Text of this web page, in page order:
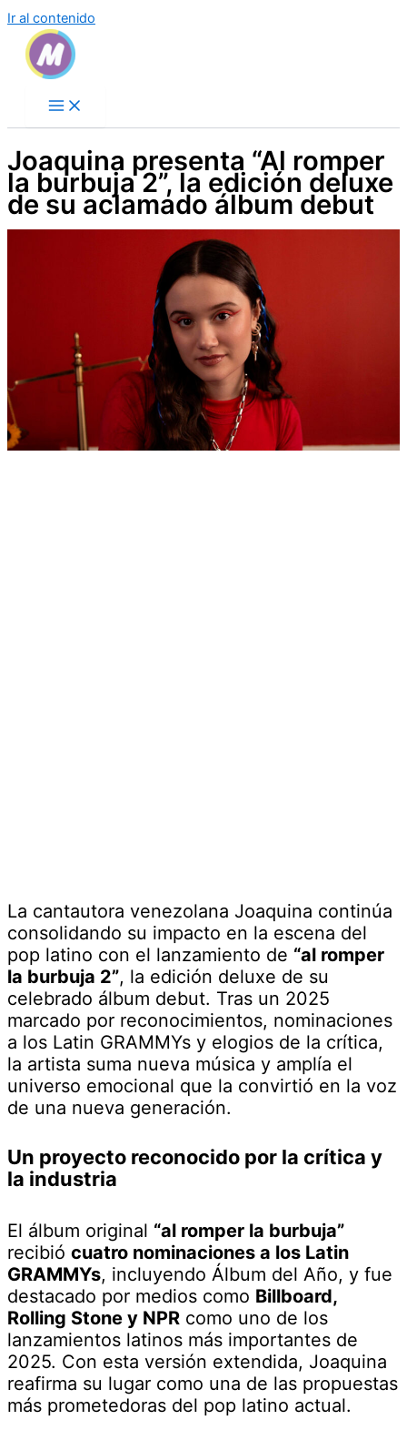
Ir al contenido
Joaquina presenta “Al romper
la burbuja 2”, la edición deluxe
de su aclamado álbum debut
La cantautora venezolana Joaquina continúa
consolidando su impacto en la escena del
pop latino con el lanzamiento de “al romper
la burbuja 2”, la edición deluxe de su
celebrado álbum debut. Tras un 2025
marcado por reconocimientos, nominaciones
a los Latin GRAMMYs y elogios de la crítica,
la artista suma nueva música y amplía el
universo emocional que la convirtió en la voz
de una nueva generación.
Un proyecto reconocido por la crítica y
la industria
El álbum original “al romper la burbuja”
recibió cuatro nominaciones a los Latin
GRAMMYs, incluyendo Álbum del Año, y fue
destacado por medios como Billboard,
Rolling Stone y NPR como uno de los
lanzamientos latinos más importantes de
2025. Con esta versión extendida, Joaquina
reafirma su lugar como una de las propuestas
más prometedoras del pop latino actual.